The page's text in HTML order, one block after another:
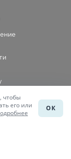
чтобы
его или
ОК